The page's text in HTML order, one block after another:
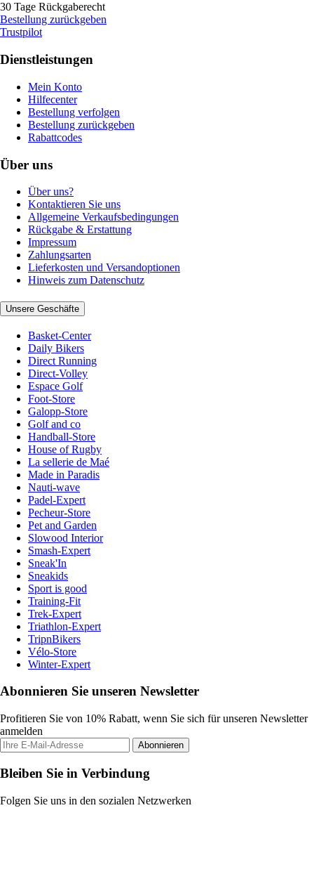
30 Tage Rückgaberecht
Bestellung zurückgeben
Trustpilot
Dienstleistungen
Mein Konto
Hilfecenter
Bestellung verfolgen
Bestellung zurückgeben
Rabattcodes
Über uns
Über uns?
Kontaktieren Sie uns
Allgemeine Verkaufsbedingungen
Rückgabe & Erstattung
Impressum
Zahlungsarten
Lieferkosten und Versandoptionen
Hinweis zum Datenschutz
Unsere Geschäfte
Basket-Center
Daily Bikers
Direct Running
Direct-Volley
Espace Golf
Foot-Store
Galopp-Store
Golf and co
Handball-Store
House of Rugby
La sellerie de Maé
Made in Paradis
Nauti-wave
Padel-Expert
Pecheur-Store
Pet and Garden
Slowood Interior
Smash-Expert
Sneak'In
Sneakids
Sport is good
Training-Fit
Trek-Expert
Triathlon-Expert
TripnBikers
Vélo-Store
Winter-Expert
Abonnieren Sie unseren Newsletter
Profitieren Sie von 10% Rabatt, wenn Sie sich für unseren Newsletter
anmelden
Abonnieren
Bleiben Sie in Verbindung
Folgen Sie uns in den sozialen Netzwerken